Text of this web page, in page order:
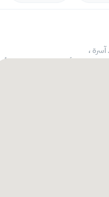
،
تنفيذيين أو موظفين في الشركة أو